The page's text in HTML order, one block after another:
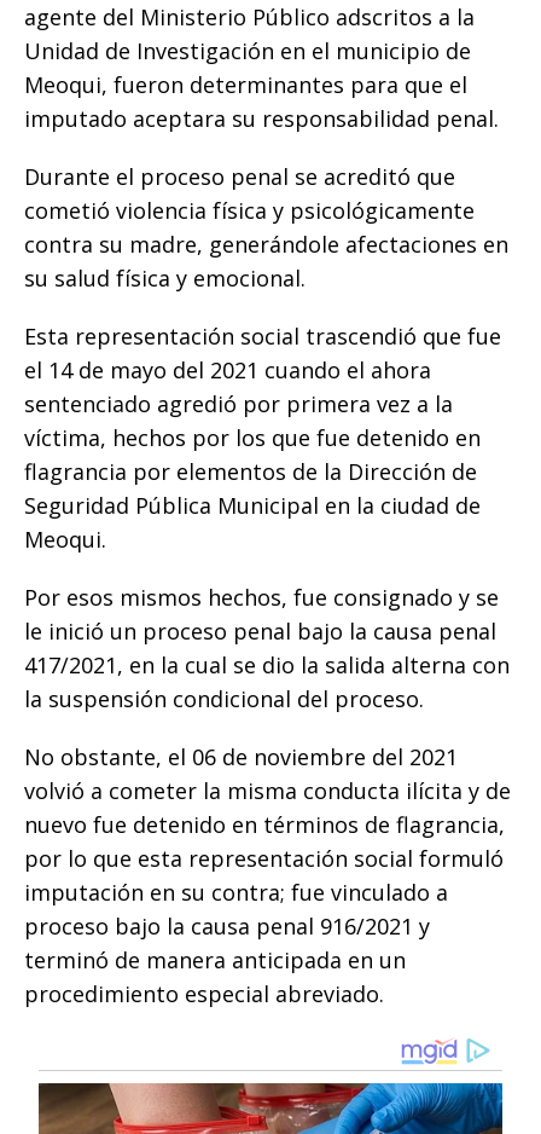
agente del Ministerio Público adscritos a la
Unidad de Investigación en el municipio de
Meoqui, fueron determinantes para que el
imputado aceptara su responsabilidad penal.
Durante el proceso penal se acreditó que
cometió violencia física y psicológicamente
contra su madre, generándole afectaciones en
su salud física y emocional.
Esta representación social trascendió que fue
el 14 de mayo del 2021 cuando el ahora
sentenciado agredió por primera vez a la
víctima, hechos por los que fue detenido en
flagrancia por elementos de la Dirección de
Seguridad Pública Municipal en la ciudad de
Meoqui.
Por esos mismos hechos, fue consignado y se
le inició un proceso penal bajo la causa penal
417/2021, en la cual se dio la salida alterna con
la suspensión condicional del proceso.
No obstante, el 06 de noviembre del 2021
volvió a cometer la misma conducta ilícita y de
nuevo fue detenido en términos de flagrancia,
por lo que esta representación social formuló
imputación en su contra; fue vinculado a
proceso bajo la causa penal 916/2021 y
terminó de manera anticipada en un
procedimiento especial abreviado.